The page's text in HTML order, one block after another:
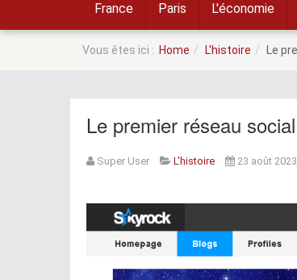
France Paris L'économie
Vous êtes ici : Home L'histoire Le
Le premier réseau
Super User L'histoire 23 août 2023